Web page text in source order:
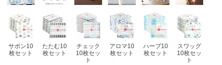
サボン10
枚セット
たたむ10
枚セット
チェック
10枚セッ
ト
アロマ10
枚セット
ハーブ10
枚セット
スワッグ
10枚セッ
ト